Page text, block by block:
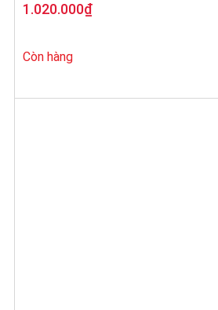
1.020.000₫
Còn hàng